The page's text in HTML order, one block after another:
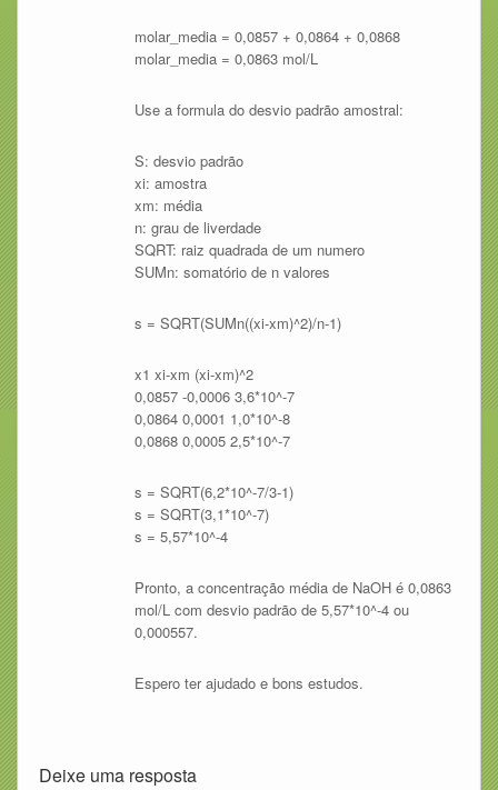
molar_media = 0,0857 + 0,0864 + 0,0868
molar_media = 0,0863 mol/L
Use a formula do desvio padrão amostral:
S: desvio padrão
xi: amostra
xm: média
n: grau de liverdade
SQRT: raiz quadrada de um numero
SUMn: somatório de n valores
s = SQRT(SUMn((xi-xm)^2)/n-1)
x1 xi-xm (xi-xm)^2
0,0857 -0,0006 3,6*10^-7
0,0864 0,0001 1,0*10^-8
0,0868 0,0005 2,5*10^-7
s = SQRT(6,2*10^-7/3-1)
s = SQRT(3,1*10^-7)
s = 5,57*10^-4
Pronto, a concentração média de NaOH é 0,0863
mol/L com desvio padrão de 5,57*10^-4 ou
0,000557.
Espero ter ajudado e bons estudos.
Deixe uma resposta